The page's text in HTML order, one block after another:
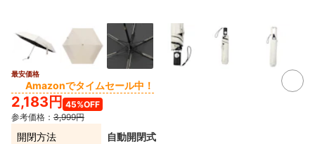
最安価格
Amazonでタイムセール中！
2,183円 45%OFF
参考価格： 3,999円
開閉方法 自動開閉式